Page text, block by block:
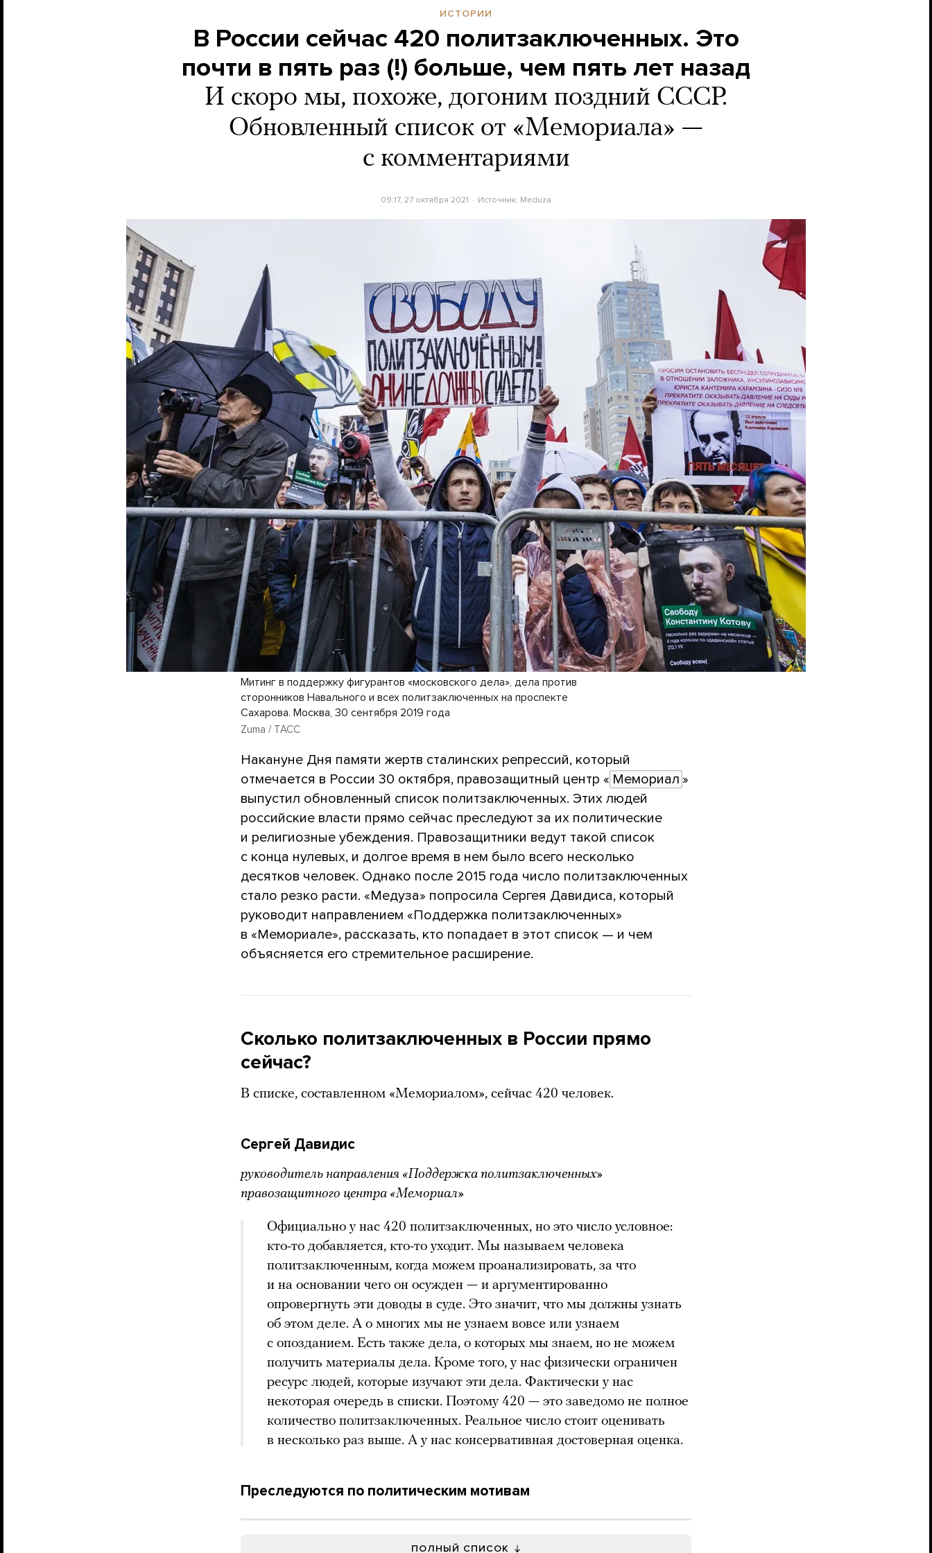
ИСТОРИИ
В России сейчас 420 политзаключенных. Это
почти в пять раз (!) больше, чем пять лет назад
И скоро мы, похоже, догоним поздний СССР.
Обновленный список от «Мемориала» —
с комментариями
09:17, 27 октября 2021 Источник: Meduza
Митинг в поддержку фигурантов «московского дела», дела против
сторонников Навального и всех политзаключенных на проспекте
Сахарова. Москва, 30 сентября 2019 года
Zuma / ТАСС
Накануне Дня памяти жертв сталинских репрессий, который
отмечается в России 30 октября, правозащитный центр « Мемориал »
выпустил обновленный список политзаключенных. Этих людей
российские власти прямо сейчас преследуют за их политические
и религиозные убеждения. Правозащитники ведут такой список
с конца нулевых, и долгое время в нем было всего несколько
десятков человек. Однако после 2015 года число политзаключенных
стало резко расти. «Медуза» попросила Сергея Давидиса, который
руководит направлением «Поддержка политзаключенных»
в «Мемориале», рассказать, кто попадает в этот список — и чем
объясняется его стремительное расширение.
Сколько политзаключенных в России прямо
сейчас?
В списке, составленном «Мемориалом», сейчас 420 человек.
Сергей Давидис
руководитель направления «Поддержка политзаключенных»
правозащитного центра «Мемориал»
Официально у нас 420 политзаключенных, но это число условное:
кто-то добавляется, кто-то уходит. Мы называем человека
политзаключенным, когда можем проанализировать, за что
и на основании чего он осужден — и аргументированно
опровергнуть эти доводы в суде. Это значит, что мы должны узнать
об этом деле. А о многих мы не узнаем вовсе или узнаем
с опозданием. Есть также дела, о которых мы знаем, но не можем
получить материалы дела. Кроме того, у нас физически ограничен
ресурс людей, которые изучают эти дела. Фактически у нас
некоторая очередь в списки. Поэтому 420 — это заведомо не полное
количество политзаключенных. Реальное число стоит оценивать
в несколько раз выше. А у нас консервативная достоверная оценка.
Преследуются по политическим мотивам
ПОЛНЫЙ СПИСОК